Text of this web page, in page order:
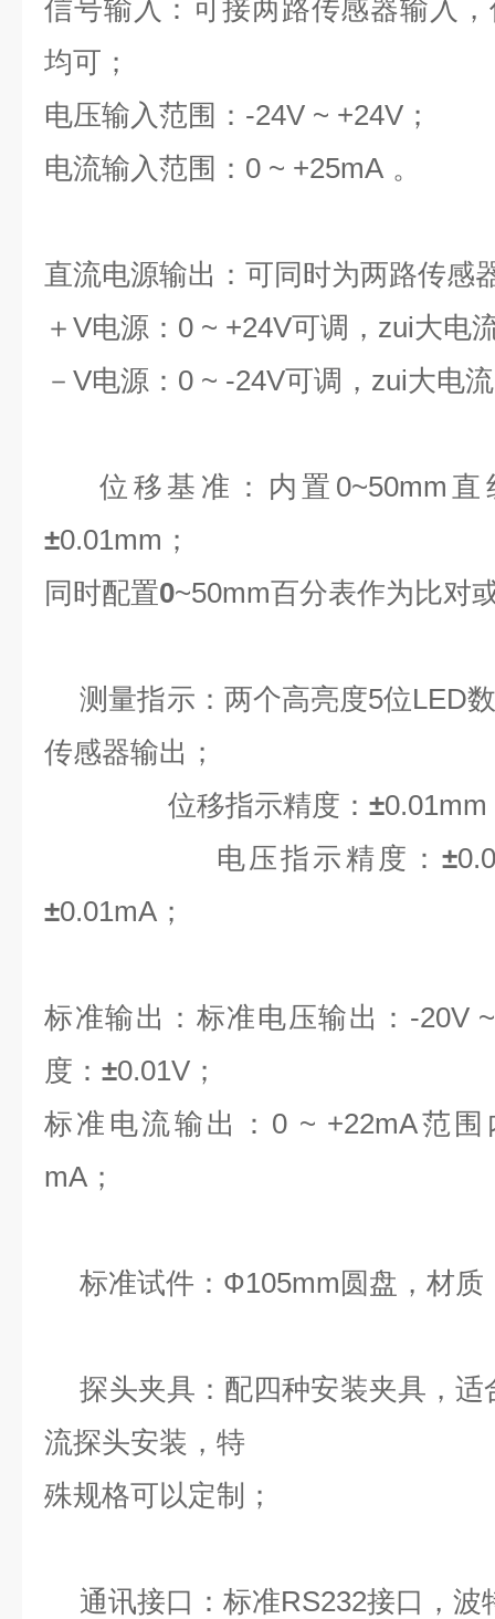
信号输入： 可接两路传感器输入
均可；
电压输入范围： -24V ~ +24V ；
电流输入范围： 0 ~ +25mA 。
直流电源输出 ：可同时为两路传感
＋ V电源： 0 ~ +24V可调 ，zui大电
－ V电源： 0 ~ -24V可调 ，zui大电流
位移基准： 内置 0~50mm 直
±0.01mm ；
同时配置0~50mm百分表作为比对
测量指示： 两个高亮度5位LED
传感器输出；
位移指示精度： ±0.01mm
电压指示精度： ±
±0.01mA ；
标准输出： 标准电压输出： -20V
度： ±0.01V ；
标准电流输出： 0 ~ +22mA范围
mA ；
标准试件： Ф105mm 圆盘，材质
探头夹具： 配四种安装夹具，适
流探头安装，特
殊规格可以定制；
通讯接口： 标准RS232接口，波